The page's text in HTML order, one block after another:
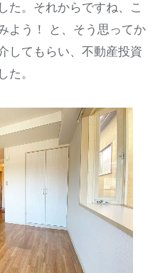
た。それからですね、こ
よう！ と、そう思ってか
してもらい、不動産投資
た。